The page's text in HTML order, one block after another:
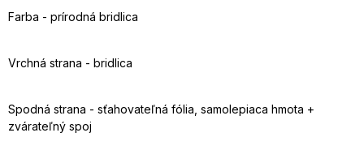
Farba - prírodná bridlica
Vrchná strana - bridlica
Spodná strana - sťahovateľná fólia, samolepiaca hmota +
zvárateľný spoj